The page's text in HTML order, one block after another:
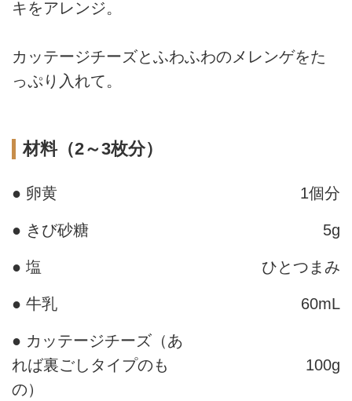
キをアレンジ。
カッテージチーズとふわふわのメレンゲをた
っぷり入れて。
材料（2～3枚分）
● 卵黄 1個分
● きび砂糖 5g
● 塩 ひとつまみ
● 牛乳 60mL
● カッテージチーズ（あ
れば裏ごしタイプのも
の）
100g